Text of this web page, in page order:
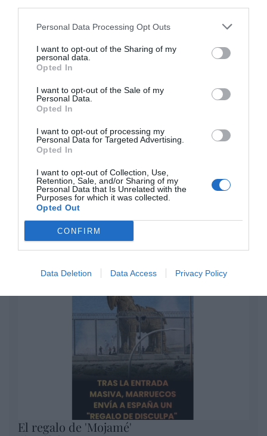
Personal Data Processing Opt Outs
I want to opt-out of the Sharing of my
personal data.
Opted In
I want to opt-out of the Sale of my
Personal Data.
Opted In
I want to opt-out of processing my
Personal Data for Targeted Advertising.
Opted In
I want to opt-out of Collection, Use,
Retention, Sale, and/or Sharing of my
Personal Data that Is Unrelated with the
Purposes for which it was collected.
Opted Out
CONFIRM
Data Deletion Data Access Privacy Policy
El IBEX 35 cerró la sesión del miércoles en
los 20.057 puntos, un nuevo récord
Eulogio López
Ceuta. Nuestra Señora de África:
convertir al musulmán
Eulogio López
No perdamos el norte: la
emigración es mala
Eulogio López
El regalo de 'Mojamé'